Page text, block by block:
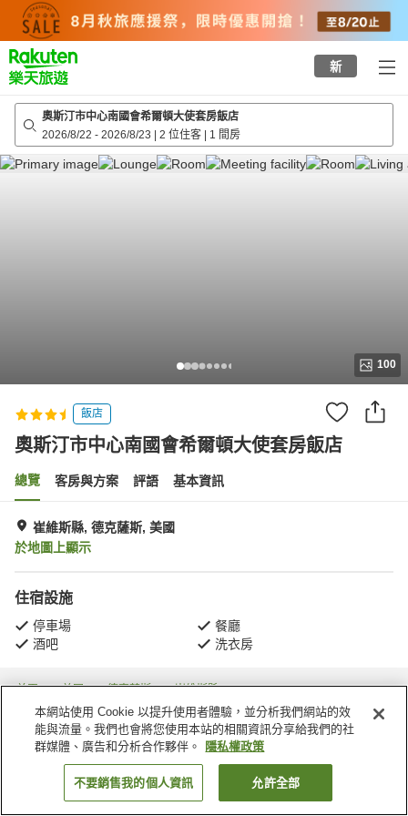
top
page
新
奧斯汀市中心南國會希爾頓大使套房飯店
2026/8/22 - 2026/8/23 | 2 位住客 | 1 間房
100
飯店
奧斯汀市中心南國會希爾頓大使套房飯店
總覽 客房與方案 評語 基本資訊
崔維斯縣, 德克薩斯, 美國
於地圖上顯示
住宿設施
停車場
餐廳
酒吧
洗衣房
首頁 美國 德克薩斯
崔維斯縣
奧斯汀市中心南國會希爾頓大使套房飯店
找客房
本網站使用 Cookie 以提升使用者體驗，並分析我們網站的效
能與流量。我們也會將您使用本站的相關資訊分享給我們的社
群媒體、廣告和分析合作夥伴。
隱私權政策
不要銷售我的個人資訊 允許全部